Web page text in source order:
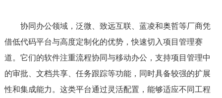
协同办公领域，泛微、致远互联、蓝凌和奥哲等厂商凭
借低代码平台与高度定制化的优势，快速切入项目管理赛
道。它们的软件注重流程协同与移动办公，支持项目管理中
的审批、文档共享、任务跟踪等功能，同时具备较强的扩展
性和集成能力。这类平台通过灵活配置，能够适应不同工程